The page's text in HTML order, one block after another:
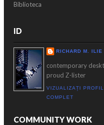
Biblioteca
ID
RICHARD M. ILIE
contemporary
proud Z-lister
VIZUALIZAȚI
COMPLET
COMMUNITY WORK